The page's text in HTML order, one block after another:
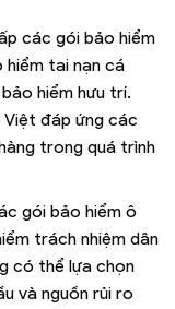
các gói bảo hiểm
hiểm tai nạn cá
hiểm hưu trí.
Việt đáp ứng các
trong quá trình
gói bảo hiểm ô
trách nhiệm dân
có thể lựa chọn
và nguồn rủi ro